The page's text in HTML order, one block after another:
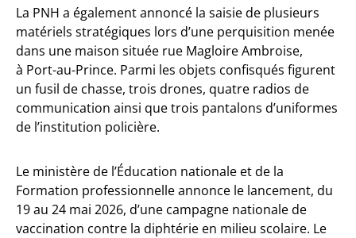
La PNH a également annoncé la saisie de plusieurs
matériels stratégiques lors d’une perquisition menée
dans une maison située rue Magloire Ambroise,
à Port-au-Prince. Parmi les objets confisqués figurent
un fusil de chasse, trois drones, quatre radios de
communication ainsi que trois pantalons d’uniformes
de l’institution policière.
Le ministère de l’Éducation nationale et de la
Formation professionnelle annonce le lancement, du
19 au 24 mai 2026, d’une campagne nationale de
vaccination contre la diphtérie en milieu scolaire. Le